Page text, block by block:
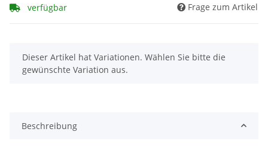
verfügbar Frage zum Artikel
x
Dieser Artikel hat Variationen. Wählen Sie bitte die
gewünschte Variation aus.
Beschreibung